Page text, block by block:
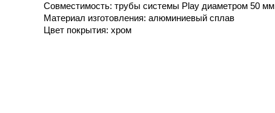
Совместимость: трубы системы Play диаметром 50 мм
Материал изготовления: алюминиевый сплав
Цвет покрытия: хром